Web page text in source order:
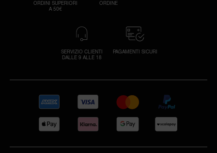
ORDINI SUPERIORI
A 50€
ORDINE
SERVIZIO CLIENTI
DALLE 9 ALLE 18
PAGAMENTI SICURI